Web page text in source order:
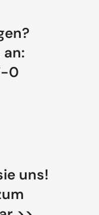
an:
0
uns!